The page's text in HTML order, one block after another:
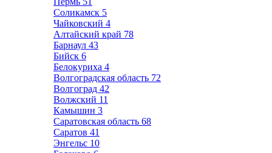
Соликамск 5
Чайковский 4
Алтайский край 78
Барнаул 43
Бийск 6
Белокуриха 4
Волгоградская область 72
Волгоград 42
Волжский 11
Камышин 3
Саратовская область 68
Саратов 41
Энгельс 10